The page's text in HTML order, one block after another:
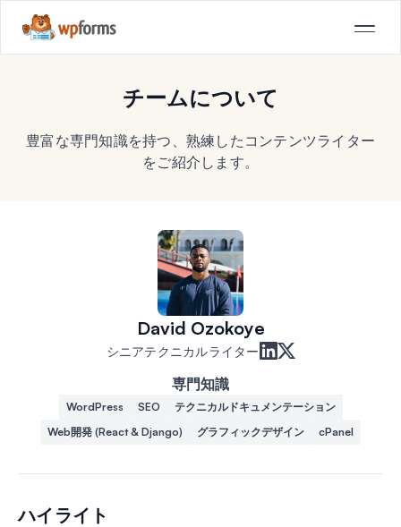
チームについて
豊富な専門知識を持つ、熟練したコンテンツライター
をご紹介します。
David Ozokoye
シニアテクニカルライター
専門知識
WordPress SEO
テクニカルドキュメンテーション
Web開発 (React & Django)
グラフィックデザイン cPanel
ハイライト